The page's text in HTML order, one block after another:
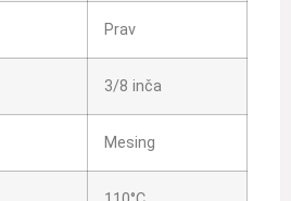
Prav
3/8 inča
Mesing